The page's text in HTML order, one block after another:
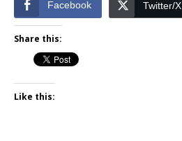
Facebook Twitter/X
Share this:
Like this: